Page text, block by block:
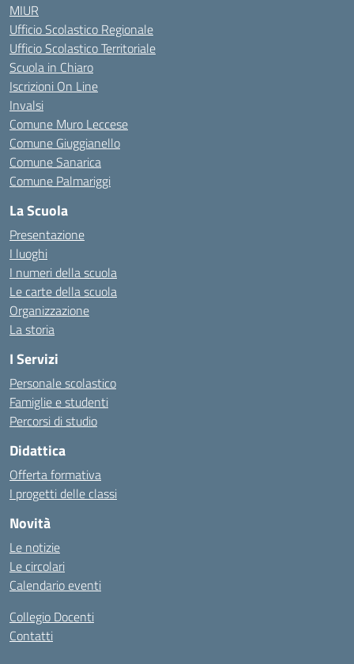
MIUR
Ufficio Scolastico Regionale
Ufficio Scolastico Territoriale
Scuola in Chiaro
Iscrizioni On Line
Invalsi
Comune Muro Leccese
Comune Giuggianello
Comune Sanarica
Comune Palmariggi
La Scuola
Presentazione
I luoghi
I numeri della scuola
Le carte della scuola
Organizzazione
La storia
I Servizi
Personale scolastico
Famiglie e studenti
Percorsi di studio
Didattica
Offerta formativa
I progetti delle classi
Novità
Le notizie
Le circolari
Calendario eventi
Collegio Docenti
Contatti